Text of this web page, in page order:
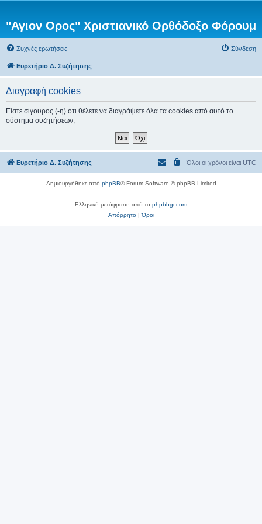
"Αγιον Ορος" Χριστιανικό Ορθόδοξο Φόρουμ
Συχνές ερωτήσεις Σύνδεση
Ευρετήριο Δ. Συζήτησης
Διαγραφή cookies
Είστε σίγουρος (-η) ότι θέλετε να διαγράψετε όλα τα cookies από αυτό το
σύστημα συζητήσεων;
Ευρετήριο Δ. Συζήτησης Όλοι οι χρόνοι είναι UTC
Δημιουργήθηκε από phpBB® Forum Software © phpBB Limited
Ελληνική μετάφραση από το phpbbgr.com
Απόρρητο|Όροι